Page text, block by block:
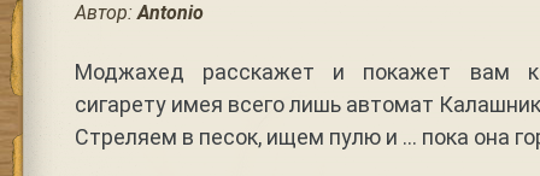
Автор:Antonio
Моджахед расскажет и покажет вам
сигарету имея всего лишь автомат
Стреляем в песок, ищем пулю и … пока она